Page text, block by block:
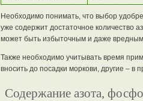
Необходимо понимать, что выбор
уже содержит достаточное количество
может быть избыточным и даже
Также необходимо учитывать время
вносить до посадки моркови, другие – в
Содержание азота,